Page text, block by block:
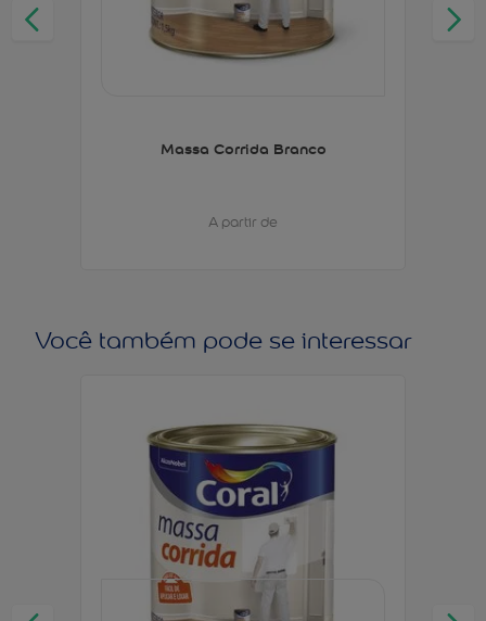
Massa Corrida Branco
A partir de
Você também pode se interessar